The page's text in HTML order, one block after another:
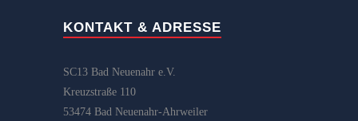
KONTAKT & ADRESSE
SC13 Bad Neuenahr e.V.
Kreuzstraße 110
53474 Bad Neuenahr-Ahrweiler